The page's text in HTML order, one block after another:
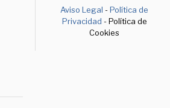
Aviso Legal -Política de
Privacidad - Política de
Cookies